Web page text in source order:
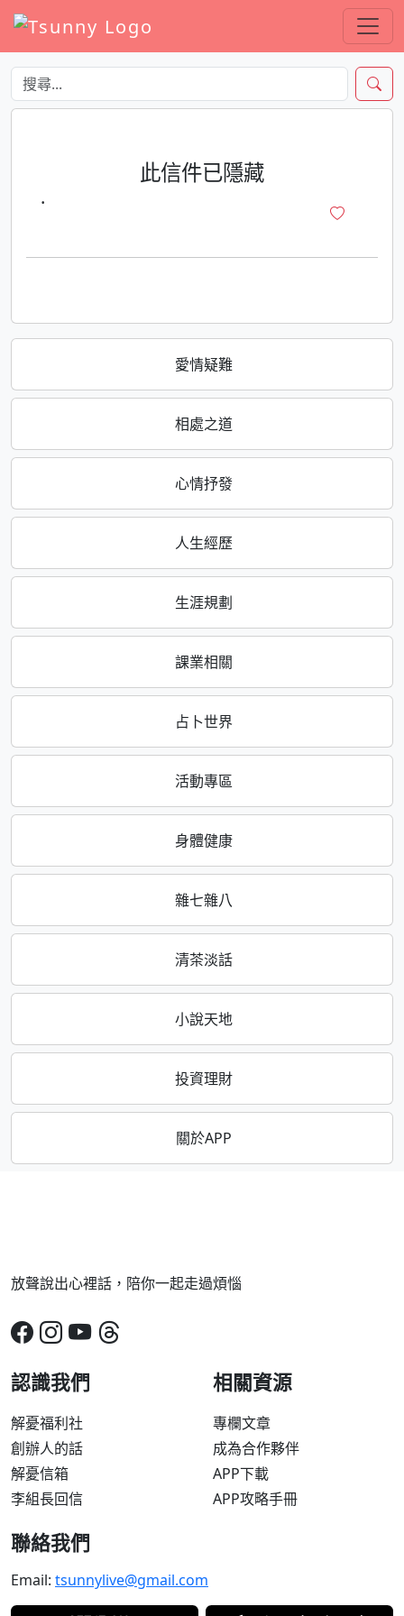
愛情疑難
相處之道
心情抒發
人生經歷
生涯規劃
課業相關
占卜世界
活動專區
身體健康
雜七雜八
清茶淡話
小說天地
投資理財
關於APP
此信件已隱藏
·
放聲說出心裡話，陪你一起走過煩惱
認識我們
解憂福利社
創辦人的話
解憂信箱
李組長回信
相關資源
專欄文章
成為合作夥伴
APP下載
APP攻略手冊
聯絡我們
Email: tsunnylive@gmail.com